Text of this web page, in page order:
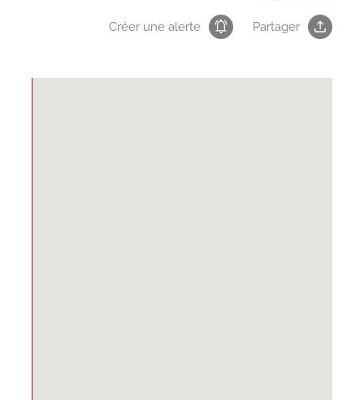
Créer une alerte Partager